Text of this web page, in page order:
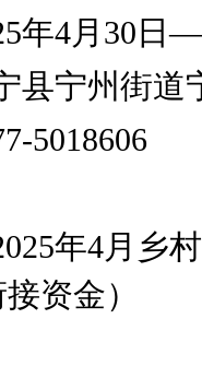
年4月 30 日
县宁州街道
5018606
年4月乡
资金）